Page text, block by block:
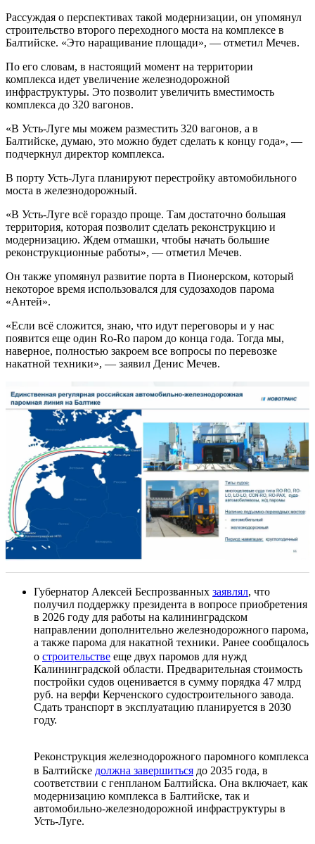
Рассуждая о перспективах такой модернизации, он упомянул
строительство второго переходного моста на комплексе в
Балтийске. «Это наращивание площади», — отметил Мечев.
По его словам, в настоящий момент на территории
комплекса идет увеличение железнодорожной
инфраструктуры. Это позволит увеличить вместимость
комплекса до 320 вагонов.
«В Усть-Луге мы можем разместить 320 вагонов, а в
Балтийске, думаю, это можно будет сделать к концу года», —
подчеркнул директор комплекса.
В порту Усть-Луга планируют перестройку автомобильного
моста в железнодорожный.
«В Усть-Луге всё гораздо проще. Там достаточно большая
территория, которая позволит сделать реконструкцию и
модернизацию. Ждем отмашки, чтобы начать большие
реконструкционные работы», — отметил Мечев.
Он также упомянул развитие порта в Пионерском, который
некоторое время использовался для судозаходов парома
«Антей».
«Если всё сложится, знаю, что идут переговоры и у нас
появится еще один Ro-Ro паром до конца года. Тогда мы,
наверное, полностью закроем все вопросы по перевозке
накатной техники», — заявил Денис Мечев.
Губернатор Алексей Беспрозванных заявлял, что
получил поддержку президента в вопросе приобретения
в 2026 году для работы на калининградском
направлении дополнительно железнодорожного парома,
а также парома для накатной техники. Ранее сообщалось
о строительстве еще двух паромов для нужд
Калининградской области. Предварительная стоимость
постройки судов оценивается в сумму порядка 47 млрд
руб. на верфи Керченского судостроительного завода.
Сдать транспорт в эксплуатацию планируется в 2030
году.
Реконструкция железнодорожного паромного комплекса
в Балтийске должна завершиться до 2035 года, в
соответствии с генпланом Балтийска. Она включает, как
модернизацию комплекса в Балтийске, так и
автомобильно-железнодорожной инфраструктуры в
Усть-Луге.